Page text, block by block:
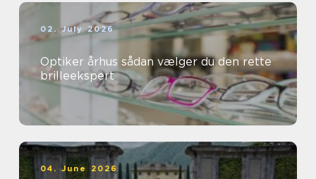
02. July 2026
Optiker århus sådan vælger du den rette
brilleekspert
04. June 2026